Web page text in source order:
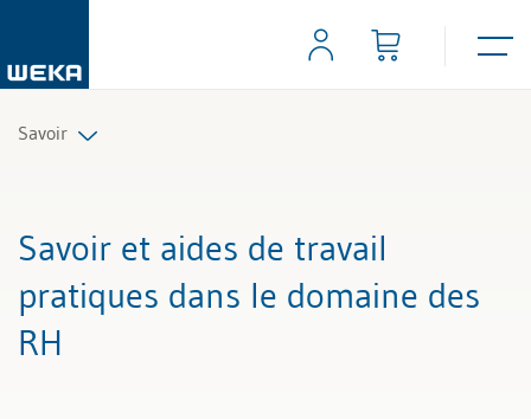
Savoir
Gestion et management
Compétences personnelles
Savoir et aides de travail
pratiques dans le domaine des
RH